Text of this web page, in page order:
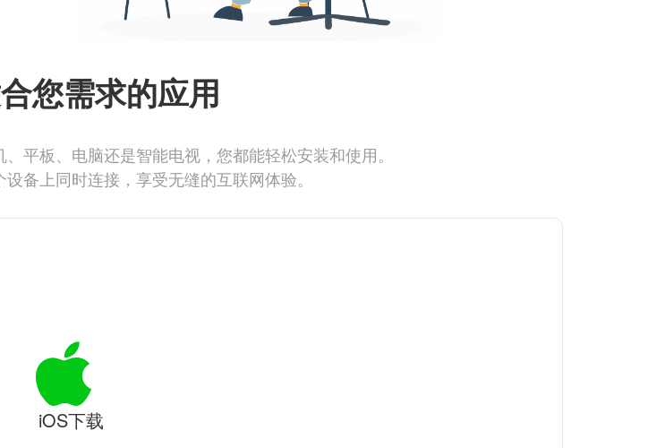
您需求的应用
平板、电脑还是智能电视，您都能轻松安装和使用。
备上同时连接，享受无缝的互联网体验。
iOS下载